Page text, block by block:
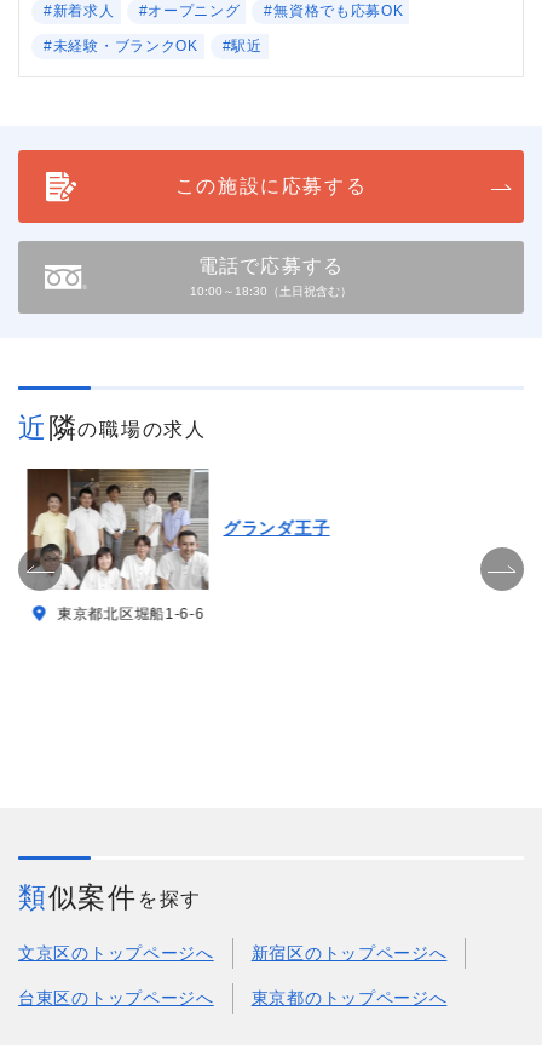
#新着求人 #オープニング #無資格でも応募OK
#未経験・ブランクOK #駅近
この施設に応募する
電話で応募する
10:00～18:30（土日祝含む）
近隣の職場の求人
グランダ王子
東京都北区堀船1-6-6
類似案件 を探す
文京区のトップページへ 新宿区のトップページへ
台東区のトップページへ 東京都のトップページへ